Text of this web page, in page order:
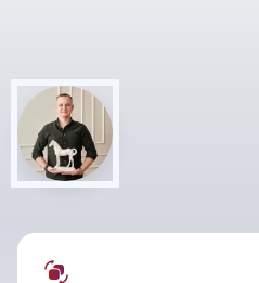
ПРОДВИЖЕНИЕ
АГЕНТСТВ